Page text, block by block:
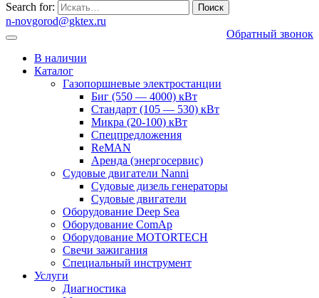
Search for:
n-novgorod@gktex.ru
Обратный звонок
В наличии
Каталог
Газопоршневые электростанции
Биг (550 — 4000) кВт
Стандарт (105 — 530) кВт
Микра (20-100) кВт
Спецпредложения
ReMAN
Аренда (энергосервис)
Судовые двигатели Nanni
Судовые дизель генераторы
Судовые двигатели
Оборудование Deep Sea
Оборудование ComAp
Оборудование MOTORTECH
Свечи зажигания
Специальный инструмент
Услуги
Диагностика